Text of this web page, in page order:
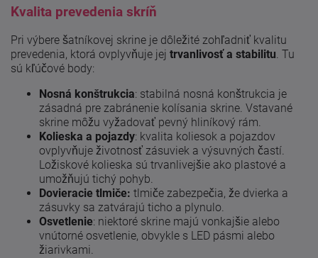
Kvalita prevedenia skríň
Pri výbere šatníkovej skrine je dôležité zohľadniť kvalitu
prevedenia, ktorá ovplyvňuje jej trvanlivosť a stabilitu. Tu
sú kľúčové body:
Nosná konštrukcia: stabilná nosná konštrukcia je
zásadná pre zabránenie kolísania skrine. Vstavané
skrine môžu vyžadovať pevný hliníkový rám.
Kolieska a pojazdy: kvalita koliesok a pojazdov
ovplyvňuje životnosť zásuviek a výsuvných častí.
Ložiskové kolieska sú trvanlivejšie ako plastové a
umožňujú tichý pohyb.
Dovieracie tlmiče: tlmiče zabezpečia, že dvierka a
zásuvky sa zatvárajú ticho a plynulo.
Osvetlenie: niektoré skrine majú vonkajšie alebo
vnútorné osvetlenie, obvykle s LED pásmi alebo
žiarivkami.